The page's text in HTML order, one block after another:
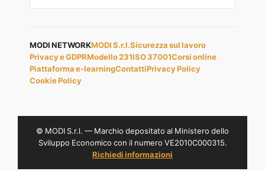
MODI NETWORKMODI S.r.l.Sicurezza sul lavoro
Privacy e GDPRModello 231ISO 37001Corsi online
Piattaforma e-learningContattiPrivacy Policy
Cookie Policy
© MODI S.r.l. — Marchio depositato al Ministero dello
Sviluppo Economico con il numero VE2010C000315.
Richiedi informazioni